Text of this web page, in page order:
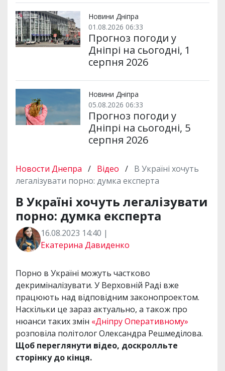
Новини Дніпра
01.08.2026 06:33
Прогноз погоди у
Дніпрі на сьогодні, 1
серпня 2026
Новини Дніпра
05.08.2026 06:33
Прогноз погоди у
Дніпрі на сьогодні, 5
серпня 2026
Новости Днепра / Відео / В Україні хочуть
легалізувати порно: думка експерта
В Україні хочуть легалізувати
порно: думка експерта
16.08.2023 14:40 |
Екатерина Давиденко
Порно в Україні можуть частково
декриміналізувати. У Верховній Раді вже
працюють над відповідним законопроектом.
Наскільки це зараз актуально, а також про
нюанси таких змін «Дніпру Оперативному»
розповіла політолог Олександра Решмеділова.
Щоб переглянути відео, доскролльте
сторінку до кінця.